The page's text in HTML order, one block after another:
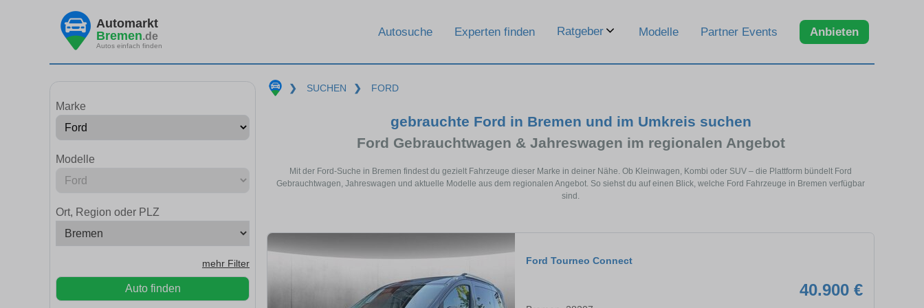
Automarkt
Bremen.de
Autos einfach finden
Autosuche Experten finden Ratgeber Modelle Partner Events Anbieten
Marke
Modelle
Ort, Region oder PLZ
mehr Filter
Auto finden
❯ SUCHEN ❯ FORD
gebrauchte Ford in Bremen und im Umkreis suchen
Ford Gebrauchtwagen & Jahreswagen im regionalen Angebot
Mit der Ford-Suche in Bremen findest du gezielt Fahrzeuge dieser Marke in deiner Nähe. Ob Kleinwagen, Kombi oder SUV – die Plattform bündelt Ford
Gebrauchtwagen, Jahreswagen und aktuelle Modelle aus dem regionalen Angebot. So siehst du auf einen Blick, welche Ford Fahrzeuge in Bremen verfügbar
sind.
Ford Tourneo Connect
40.900 €